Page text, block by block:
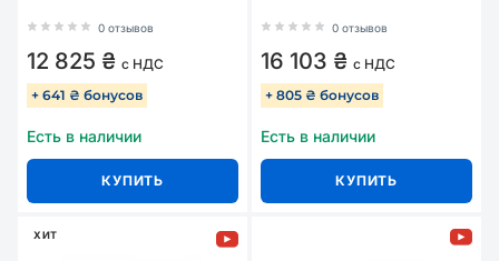
0 отзывов
12 825 ₴ с НДС
+ 641 ₴ бонусов
Есть в наличии
КУПИТЬ
0 отзывов
16 103 ₴ с НДС
+ 805 ₴ бонусов
Есть в наличии
КУПИТЬ
ХИТ